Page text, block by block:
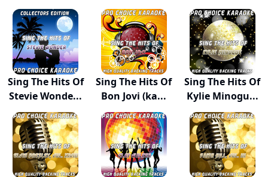
Sing The Hits Of
Stevie Wonde...
Sing The Hits Of
Bon Jovi (ka...
Sing The Hits Of
Kylie Minogu...